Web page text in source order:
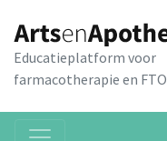
Educatieplatform voor
farmacotherapie en FTO